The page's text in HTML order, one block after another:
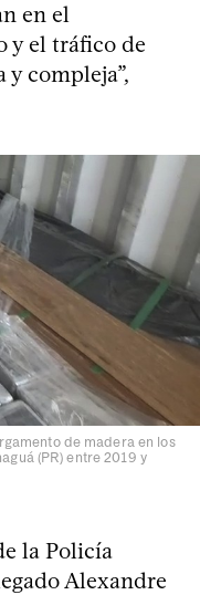
en el
y el tráfico de
y compleja”,
de madera en los
(PR) entre 2019 y
la Policía
Alexandre